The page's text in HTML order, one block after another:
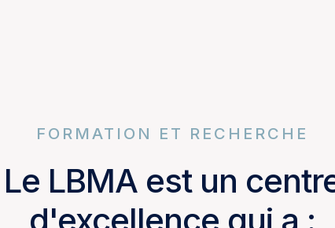
FORMATION ET RECHERCHE
Le LBMA est un